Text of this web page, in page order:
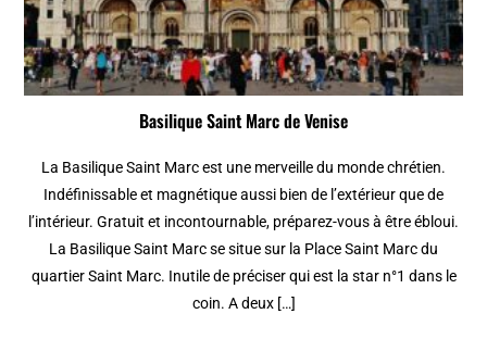
Basilique Saint Marc de Venise
La Basilique Saint Marc est une merveille du monde chrétien.
Indéfinissable et magnétique aussi bien de l’extérieur que de
l’intérieur. Gratuit et incontournable, préparez-vous à être ébloui.
La Basilique Saint Marc se situe sur la Place Saint Marc du
quartier Saint Marc. Inutile de préciser qui est la star n°1 dans le
coin. A deux […]